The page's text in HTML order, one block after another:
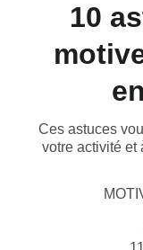
10
Ces astuces
votre activité et